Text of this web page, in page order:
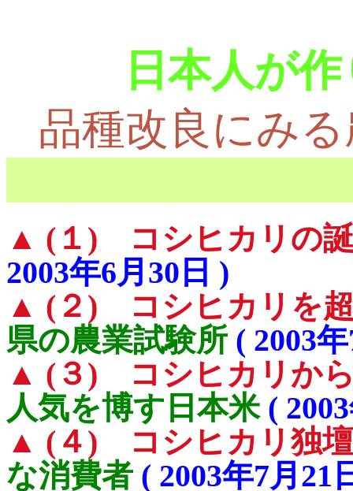
日本人が
品種改良にみ
▲ (１) コシヒカリの
2003年6月30日 )
▲ (２) コシヒカリを
県の農業試験所 ( 2003
▲ (３) コシヒカリか
人気を博す日本米(
▲ (４) コシヒカリ独
な消費者 ( 2003年7月21